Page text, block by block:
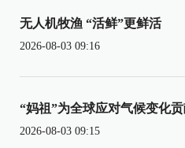
无人机牧渔 “活鲜”更鲜活
2026-08-03 09:16
“妈祖”为全球应对气候变化
2026-08-03 09:15